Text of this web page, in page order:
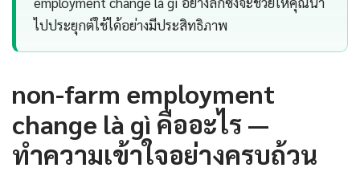
ไปประยุกต์ใช้ได้อย่างมีประสิทธิภาพ
non-farm employment
change là gì คืออะไร —
ทำความเข้าใจอย่างครบถ้วน